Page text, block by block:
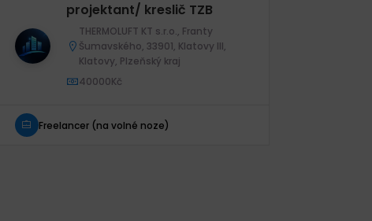
projektant/ kreslič TZB
THERMOLUFT KT s.r.o., Franty
Šumavského, 33901, Klatovy III,
Klatovy, Plzeňský kraj
40000Kč
Freelancer (na volné noze)